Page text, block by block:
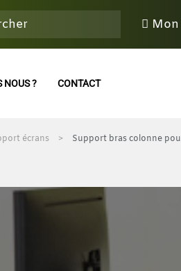
NOUS ? CONTACT
écrans Support bras colonne